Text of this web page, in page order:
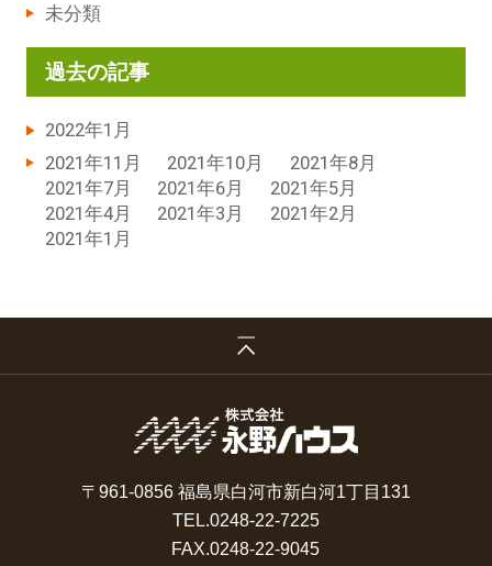
未分類
過去の記事
2022年1月
2021年11月
2021年10月
2021年8月
2021年7月
2021年6月
2021年5月
2021年4月
2021年3月
2021年2月
2021年1月
〒961-0856 福島県白河市新白河1丁目131
TEL.0248-22-7225
FAX.0248-22-9045